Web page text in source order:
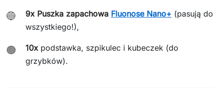
🔵 9x Puszka zapachowa Fluonose Nano+ (pasują do
wszystkiego!),
🟤 10x podstawka, szpikulec i kubeczek (do
grzybków).